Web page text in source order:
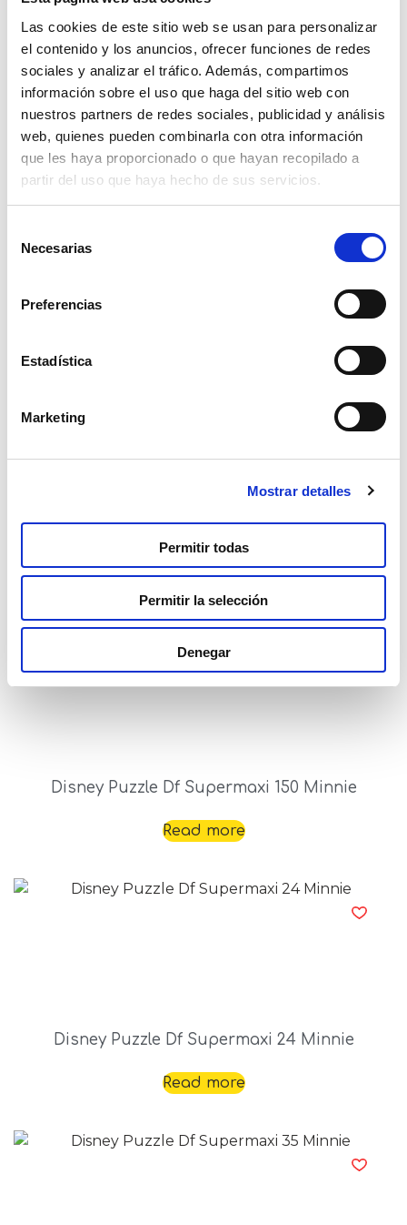
Las cookies de este sitio web se usan para personalizar
el contenido y los anuncios, ofrecer funciones de redes
sociales y analizar el tráfico. Además, compartimos
información sobre el uso que haga del sitio web con
nuestros partners de redes sociales, publicidad y análisis
web, quienes pueden combinarla con otra información
que les haya proporcionado o que hayan recopilado a
partir del uso que haya hecho de sus servicios.
Necesarias
Preferencias
Estadística
Marketing
Mostrar detalles
Permitir todas
Permitir la selección
Denegar
Disney Puzzle Df Plus 24 Minnie
Read more
Read more
Disney Puzzle Df Supermaxi 150 Minnie
Read more
Disney Puzzle Df Supermaxi 24 Minnie
Read more